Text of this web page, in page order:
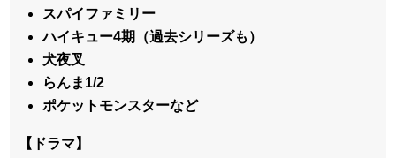
スパイファミリー
ハイキュー4期（過去シリーズも）
犬夜叉
らんま1/2
ポケットモンスターなど
【ドラマ】